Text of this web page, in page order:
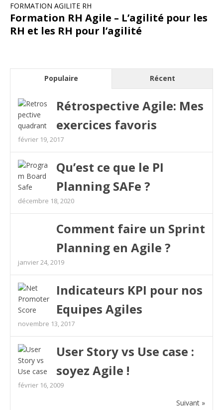
FORMATION AGILITE RH
Formation RH Agile – L’agilité pour les
RH et les RH pour l’agilité
Populaire Récent
Rétrospective Agile: Mes
exercices favoris
février 19, 2017
Qu’est ce que le PI
Planning SAFe ?
décembre 18, 2020
Comment faire un Sprint
Planning en Agile ?
janvier 24, 2019
Indicateurs KPI pour nos
Equipes Agiles
novembre 13, 2017
User Story vs Use case :
soyez Agile !
février 16, 2009
Suivant »